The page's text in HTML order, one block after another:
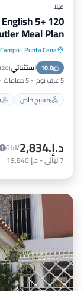
فيلا
English
Meal Plan
Punta Cana
·
10.0 استثنائي(
120
5 غرف نوم 5 حمامات
مسبح خاص
مسبح
حوض
د.إ.‏2,834
/ليلة
7ليالي- د.إ.‏19,840